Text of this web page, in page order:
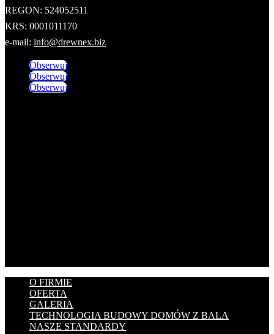
REGON: 524052511
KRS: 0001011170
e-mail: info@drewnex.biz
Obserwuj
Obserwuj
Obserwuj
O FIRMIE
OFERTA
GALERIA
TECHNOLOGIA BUDOWY DOMÓW Z BALA
NASZE STANDARDY